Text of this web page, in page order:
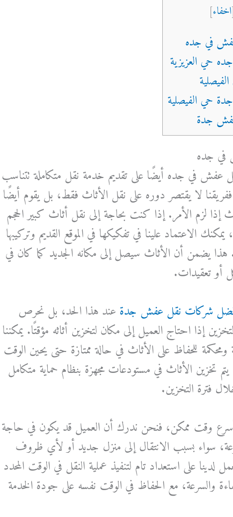
[اخفاء]
في جده
في جده أيضًا على تقديم خدمة نقل متكاملة تتناسب
لا يقتصر دوره على نقل الأثاث فقط، بل يقوم أيضًا
إذا لزم الأمر. إذا كنت بحاجة إلى نقل أثاث كبير الحجم
الاعتماد علينا في تفكيكها في الموقع القديم وتركيبها
هذا يضمن أن الأثاث سيصل إلى مكانه الجديد كما كان في
أو تعقيدات.
شركات نقل عفش جدة عند هذا الحد، بل نحرص
إذا احتاج العميل إلى مكان لتخزين أثاثه مؤقتًا. يمكننا
للحفاظ على الأثاث في حالة ممتازة حتى يحين الوقت
يتم تخزين الأثاث في مستودعات مجهزة بنظام حماية متكامل
فترة التخزين.
أسرع وقت ممكن، فنحن ندرك أن العميل قد يكون في حاجة
سواء بسبب الانتقال إلى منزل جديد أو لأي ظروف
على استعداد تام لتنفيذ عملية النقل في الوقت المحدد
والسرعة، مع الحفاظ في الوقت نفسه على جودة الخدمة